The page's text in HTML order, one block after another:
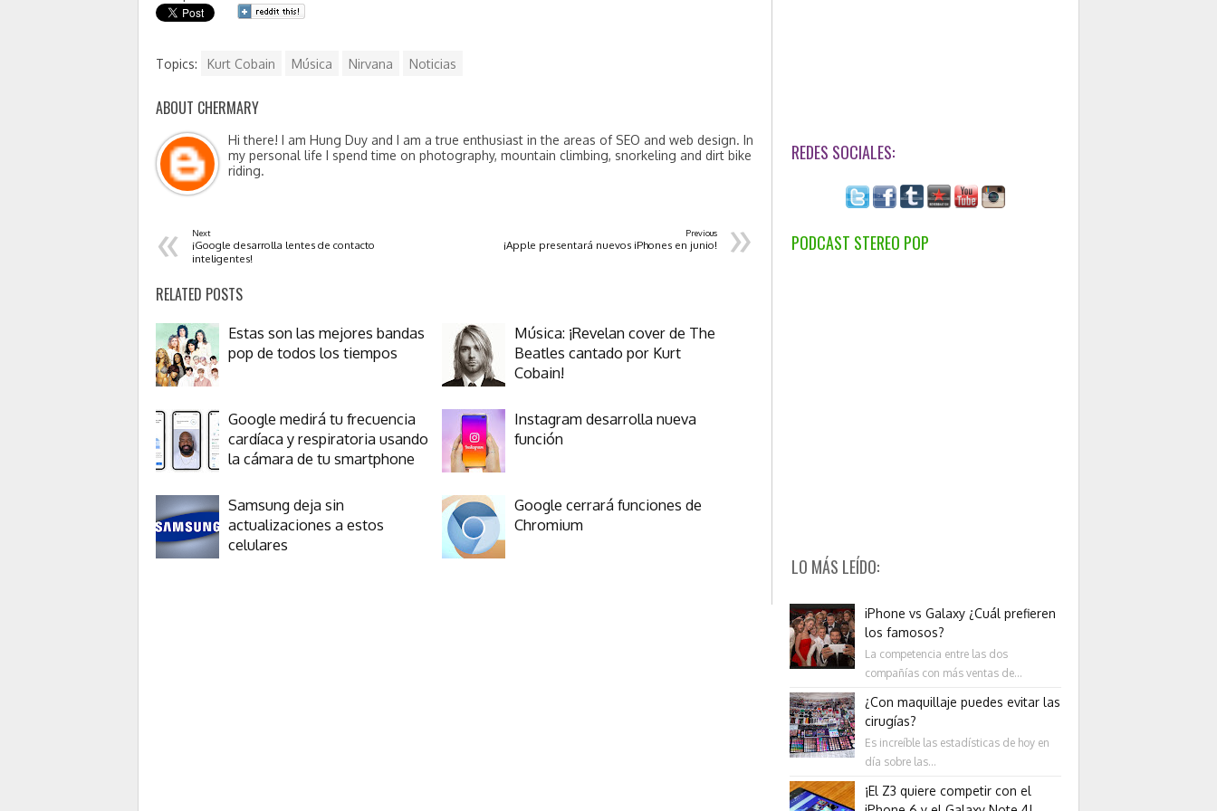
Topics: Kurt Cobain Música Nirvana Noticias
ABOUT CHERMARY
Hi there! I am Hung Duy and I am a true enthusiast in the areas of SEO and web design. In
my personal life I spend time on photography, mountain climbing, snorkeling and dirt bike
riding.
« Next
¡Google desarrolla lentes de contacto
inteligentes!
»
Previous
¡Apple presentará nuevos iPhones en junio!
RELATED POSTS
Estas son las mejores bandas
pop de todos los tiempos
Música: ¡Revelan cover de The
Beatles cantado por Kurt
Cobain!
Google medirá tu frecuencia
cardíaca y respiratoria usando
la cámara de tu smartphone
Instagram desarrolla nueva
función
Samsung deja sin
actualizaciones a estos
celulares
Google cerrará funciones de
Chromium
REDES SOCIALES:
PODCAST STEREO POP
LO MÁS LEÍDO:
iPhone vs Galaxy ¿Cuál prefieren
los famosos?
La competencia entre las dos
compañías con más ventas de...
¿Con maquillaje puedes evitar las
cirugías?
Es increíble las estadísticas de hoy en
día sobre las...
¡El Z3 quiere competir con el